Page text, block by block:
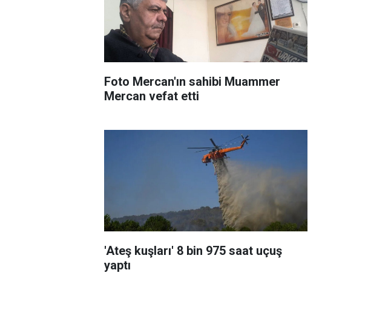
Foto Mercan'ın sahibi Muammer
Mercan vefat etti
'Ateş kuşları' 8 bin 975 saat uçuş
yaptı